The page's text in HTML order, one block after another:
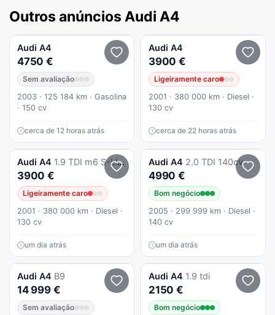
Outros anúncios Audi A4
Audi A4
4750 €
Sem avaliação
2003 · 125 184 km · Gasolina
· 150 cv
cerca de 12 horas atrás
Audi A4
3900 €
Ligeiramente caro
2001 · 380 000 km · Diesel ·
130 cv
cerca de 22 horas atrás
Audi A4 1.9 TDI m6 S-Line
3900 €
Ligeiramente caro
2001 · 380 000 km · Diesel ·
130 cv
um dia atrás
Audi A4 2.0 TDI 140cv
4990 €
Bom negócio
2005 · 299 999 km · Diesel ·
140 cv
um dia atrás
Audi A4 B9
14 999 €
Sem avaliação
Audi A4 1.9 tdi
2150 €
Bom negócio